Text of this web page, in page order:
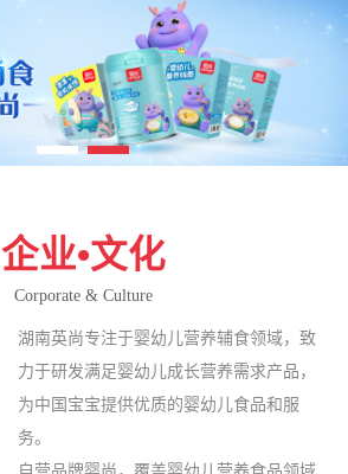
企业•文化
Corporate & Culture
湖南英尚专注于婴幼儿营养辅食领域，致
力于研发满足婴幼儿成长营养需求产品，
为中国宝宝提供优质的婴幼儿食品和服
务。